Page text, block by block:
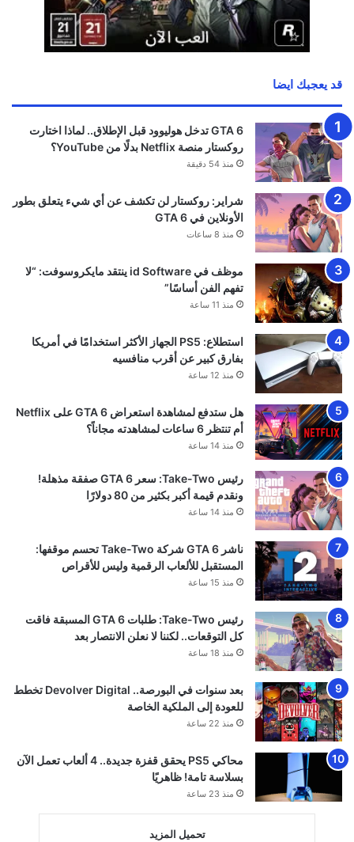
قد يعجبك ايضا
GTA 6 تدخل هوليوود قبل الإطلاق.. لماذا اختارت
روكستار منصة Netflix بدلًا من YouTube؟
منذ 54 دقيقة
شراير: روكستار لن تكشف عن أي شيء يتعلق بطور
الأونلاين في GTA 6
منذ 8 ساعات
موظف في id Software ينتقد مايكروسوفت: “لا
تفهم الفن أساسًا”
منذ 11 ساعة
استطلاع: PS5 الجهاز الأكثر استخدامًا في أمريكا
بفارق كبير عن أقرب منافسيه
منذ 12 ساعة
هل ستدفع لمشاهدة استعراض GTA 6 على Netflix
أم تنتظر 6 ساعات لمشاهدته مجاناً؟
منذ 14 ساعة
رئيس Take-Two: سعر GTA 6 صفقة مذهلة!
ونقدم قيمة أكبر بكثير من 80 دولارًا
منذ 14 ساعة
ناشر GTA 6 شركة Take-Two تحسم موقفها:
المستقبل للألعاب الرقمية وليس للأقراص
منذ 15 ساعة
رئيس Take-Two: طلبات GTA 6 المسبقة فاقت
كل التوقعات.. لكننا لا نعلن الانتصار بعد
منذ 18 ساعة
بعد سنوات في البورصة.. Devolver Digital تخطط
للعودة إلى الملكية الخاصة
منذ 22 ساعة
محاكي PS5 يحقق قفزة جديدة.. 4 ألعاب تعمل الآن
بسلاسة تامة! ظاهريًا
منذ 23 ساعة
تحميل المزيد